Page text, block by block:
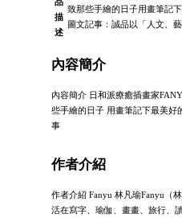
描
述
致那些手繪的日子用畫筆記
圖文記事：誠品以「人文、
內容簡介
內容簡介 日和派療癒插畫家
些手繪的日子 用畫筆記下最美好
事
作者介紹
作者介紹 Fanyu 林凡瑜Fanyu（
活在寫字、瑜伽、畫畫、旅行、